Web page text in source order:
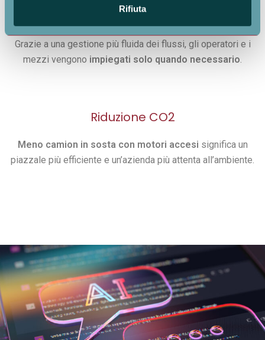
informazioni sul modo in cui utilizza il nostro sito con i
pubblicità e social media, i quali potrebbero combinarle
con altre informazioni che ha fornito loro o che hanno
raccolto dal suo utilizzo dei loro servizi.
Rifiuta
Gestione efficiente
Grazie a una gestione più fluida dei flussi, gli operatori e i
mezzi vengono impiegati solo quando necessario.
Riduzione CO2
Meno camion in sosta con motori accesi significa un
piazzale più efficiente e un’azienda più attenta all’ambiente.